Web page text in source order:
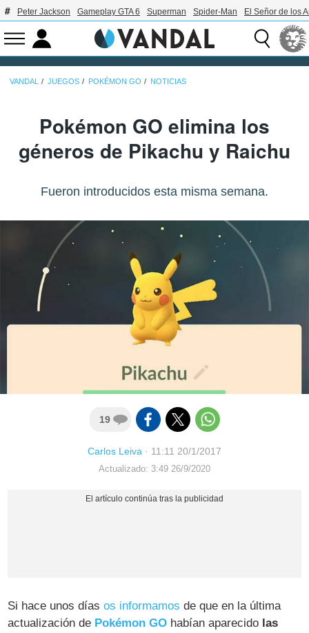
Peter Jackson Gameplay GTA 6 Superman Spider-Man El Señor de los
VANDAL JUEGOS POKÉMON GO NOTICIAS
Pokémon GO elimina los
géneros de Pikachu y Raichu
Fueron introducidos esta misma semana.
19
Carlos Leiva · 11:11 20/1/2017
Actualizado: 3:49 26/9/2020
Si hace unos díasos informamos de que en la última
actualización de Pokémon GO habían aparecido las